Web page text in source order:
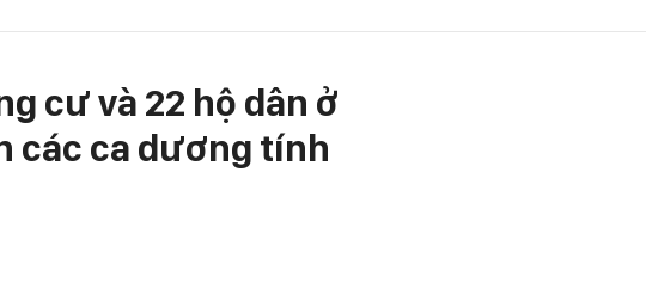
cư và 22 hộ dân ở
các ca dương tính